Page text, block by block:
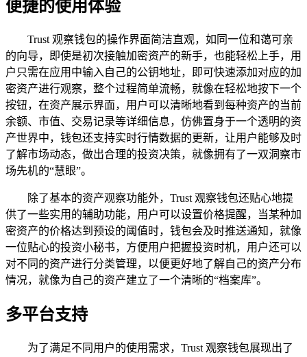
便捷的使用体验
Trust 观察钱包的操作界面简洁直观，如同一位和蔼可亲
的向导，即使是初次接触加密资产的新手，也能轻松上手，用
户只需在应用中输入自己的公钥地址，即可快速添加对应的加
密资产进行观察，整个过程简单流畅，就像在轻松地按下一个
按钮，在资产展示界面，用户可以清晰地看到每种资产的当前
余额、市值、交易记录等详细信息，仿佛置身于一个透明的资
产世界中，钱包还支持实时行情数据的更新，让用户能够及时
了解市场动态，做出合理的投资决策，就像拥有了一双洞察市
场先机的“慧眼”。
除了基本的资产观察功能外，Trust 观察钱包还贴心地提
供了一些实用的辅助功能，用户可以设置价格提醒，当某种加
密资产的价格达到预设的阈值时，钱包会及时推送通知，就像
一位贴心的投资小秘书，方便用户把握投资时机，用户还可以
对不同的资产进行分类管理，以便更好地了解自己的资产分布
情况，就像为自己的资产建立了一个清晰的“档案库”。
多平台支持
为了满足不同用户的使用需求，Trust 观察钱包展现出了